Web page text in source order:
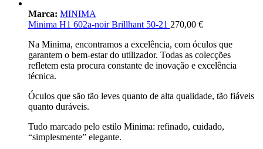
Marca: MINIMA
Minima H1 602a-noir Brillhant 50-21 270,00 €
Na Minima, encontramos a excelência, com óculos que
garantem o bem-estar do utilizador. Todas as colecções
refletem esta procura constante de inovação e excelência
técnica.
Óculos que são tão leves quanto de alta qualidade, tão fiáveis
quanto duráveis.
Tudo marcado pelo estilo Minima: refinado, cuidado,
“simplesmente” elegante.